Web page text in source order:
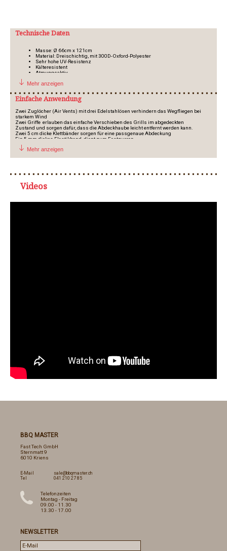
Technische Daten
Masse: Ø 66cm x 121cm
Material: Dreischichtig, mit 300D-Oxford-Polyester
Sehr hohe UV-Resistenz
Kälteresistent
Atmungsaktiv
nicht kompatibel mit BBQ Master Kamado XS!
Mehr anzeigen
Einfache Anwendung
Zwei Zuglöcher (Air Vents) mit drei Edelstahlösen verhindern das Wegfliegen bei
starkem Wind
Zwei Griffe erlauben das einfache Verschieben des Grills im abgedeckten
Zustand und sorgen dafür, dass die Abdeckhaube leicht entfernt werden kann.
Zwei 5 cm dicke Klettbänder sorgen für eine passgenaue Abdeckung
Ein 5 mm dickes Elastikband dient zum Festzurren
Vier verstellbare Bänder erlauben es Ihnen, die Abdeckhaube sicher am Grill zu
befestigen.
Mehr anzeigen
Videos
BBQ MASTER
Fast Tech GmbH
Sternmatt 9
6010 Kriens
E-Mail
sale@bbqmaster.ch
Tel
041 210 27 85
Telefonzeiten
Montag - Freitag
09.00 - 11.30
13.30 - 17.00
NEWSLETTER